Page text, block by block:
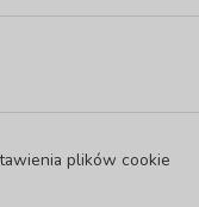
plików cookie